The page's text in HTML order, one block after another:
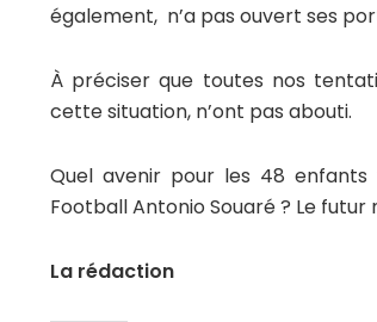
également, n’a pas ouvert ses
À préciser que toutes nos
cette situation, n’ont pas abouti.
Quel avenir pour les 48
Football Antonio Souaré ? Le futur
La rédaction